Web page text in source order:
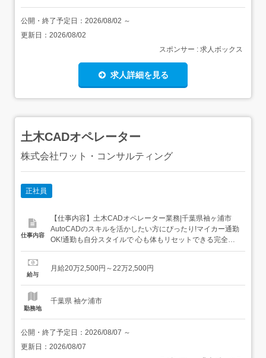
公開・終了予定日： 2026/08/02 ～
更新日： 2026/08/02
スポンサー : 求人ボックス
求人詳細を見る
土木CADオペレーター
株式会社ワット・コンサルティング
正社員
仕事内容
【仕事内容】土木CADオペレーター業務|千葉県袖ヶ浦市
AutoCADのスキルを活かしたい方にぴったり!マイカー通勤
OK!通勤も自分スタイルで 心も体もリセットできる完全週
休2日制! アピールポイント 高い技術力と提案力に強みを持
集しています コミュニケーションをとりながら仕事を楽し
給与
月給20万2,500円～22万2,500円
勤務地
千葉県 袖ケ浦市
公開・終了予定日： 2026/08/07 ～
更新日： 2026/08/07